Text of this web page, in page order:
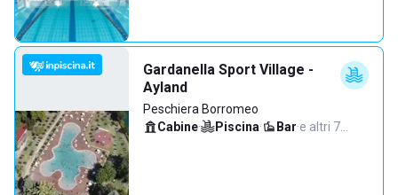
Gardanella Sport Village -
Ayland
Peschiera Borromeo
Cabine· Piscina· Bar·e altri 7…